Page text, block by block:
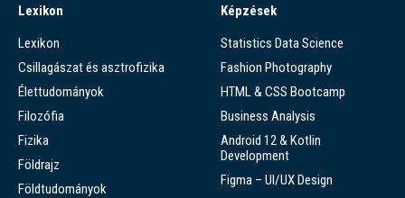
Lexikon
Lexikon
Csillagászat és asztrofizika
Élettudományok
Filozófia
Fizika
Földrajz
Földtudományok
Képzések
Statistics Data Science
Fashion Photography
HTML & CSS Bootcamp
Business Analysis
Android 12 & Kotlin
Development
Figma – UI/UX Design